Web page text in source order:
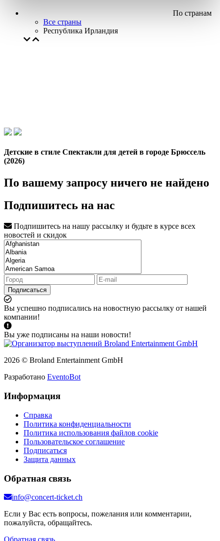
По странам
Все страны
Республика Ирландия
Детские в стиле Спектакли для детей в городе Брюссель
(2026)
По вашему запросу ничего не найдено
Подпишитесь на нас
Подпишитесь на нашу рассылку и будьте в курсе всех
новостей и скидок
Подписаться
Вы успешно подписались на новостную рассылку от нашей
компании!
Вы уже подписаны на наши новости!
2026 © Broland Entertainment GmbH
Разработано EventoBot
Информация
Справка
Политика конфиденциальности
Политика использования файлов cookie
Пользовательское соглашение
Подписаться
Защита данных
Обратная связь
info@concert-ticket.ch
Если у Вас есть вопросы, пожелания или комментарии,
пожалуйста, обращайтесь.